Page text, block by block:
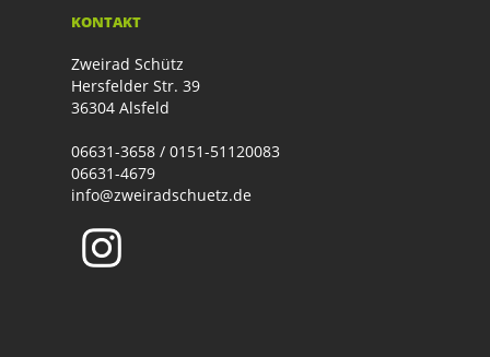
KONTAKT
Zweirad Schütz
Hersfelder Str. 39
36304 Alsfeld
06631-3658 / 0151-51120083
06631-4679
info@zweiradschuetz.de